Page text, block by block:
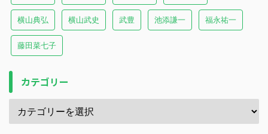
横山典弘 横山武史 武豊 池添謙一 福永祐一
藤田菜七子
カテゴリー